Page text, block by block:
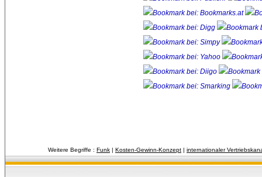
Weitere Begriffe : Funk | Kosten-Gewinn-Konzept | internationaler